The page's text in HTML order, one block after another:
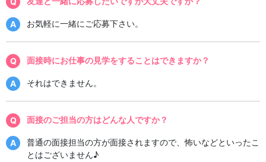
お気軽に一緒にご応募下さい。
面接時にお仕事の見学をすることはできますか？
それはできません。
面接のご担当の方はどんな人ですか？
普通の面接担当の方が面接されますので、怖いなどといったこ
とはございません♪